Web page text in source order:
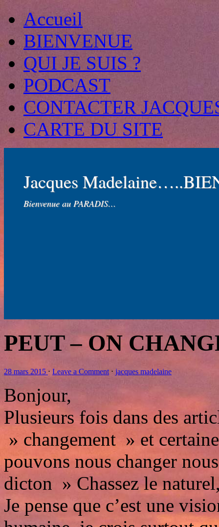
Accueil
BIENVENUE
QUI JE SUIS ?
PODCAST
CONTACTER
CARTE DU SITE
Jacques
Bienvenue au PARADIS…
PEUT – ON
28 mars 2015 ⋅ Leave a Comment ⋅ jacques madelaine
Bonjour,
Plusieurs fois dans des
» changement » et
pouvons nous changer
dicton » Chassez le
Je pense que c’est une